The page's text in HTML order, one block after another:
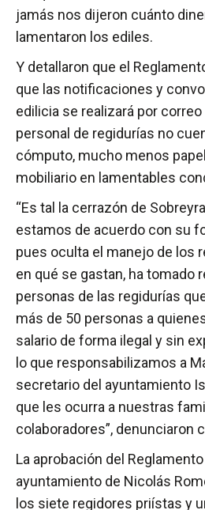
jamás nos dijeron cuánto
lamentaron los ediles.
Y detallaron que el
que las notificaciones y
edilicia se realizará por
personal de regidurías no
cómputo, mucho menos
mobiliario en lamentables
“Es tal la cerrazón de
estamos de acuerdo con su
pues oculta el manejo de los
en qué se gastan, ha tomado
personas de las regidurías
más de 50 personas a
salario de forma ilegal y sin
lo que responsabilizamos a
secretario del ayuntamiento
que les ocurra a nuestras
colaboradores”, denunciaron
La aprobación del Reglamento
ayuntamiento de Nicolás
los siete regidores priístas y